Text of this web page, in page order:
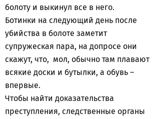
болоту и выкинул все в него.
Ботинки на следующий день после
убийства в болоте заметит
супружеская пара, на допросе они
скажут, что, мол, обычно там плавают
всякие доски и бутылки, а обувь –
впервые.
Чтобы найти доказательства
преступления, следственные органы